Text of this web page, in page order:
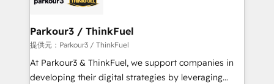
companies scale faster and smarter. 🔹 BOOMS:
Demand generation for all your buyers With BOOMS,
you invest in 100% of your buyers, accelerating your
growth and positioning yourself as an undisputed
Parkour3 / ThinkFuel
提供元：Parkour3 / ThinkFuel
At Parkour3 & ThinkFuel, we support companies in
developing their digital strategies by leveraging